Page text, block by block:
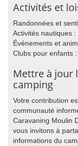
Activités et
Randonnées et
Activités nautiques :
Événements et
Clubs pour enfants
Mettre à jour
camping
Votre contribution
communauté
Caravaning Moulin
vous invitons à
informations du